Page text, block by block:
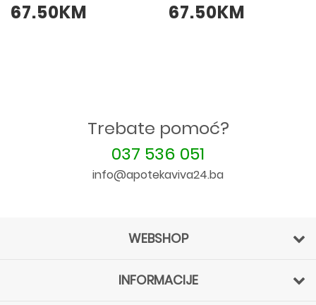
67.50KM 67.50KM
Trebate pomoć?
037 536 051
info@apotekaviva24.ba
WEBSHOP
INFORMACIJE